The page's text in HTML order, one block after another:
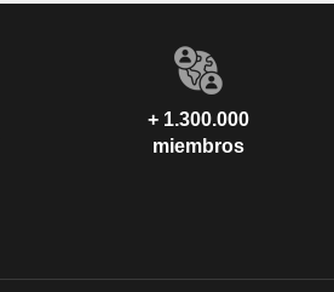
+ 1.300.000
miembros